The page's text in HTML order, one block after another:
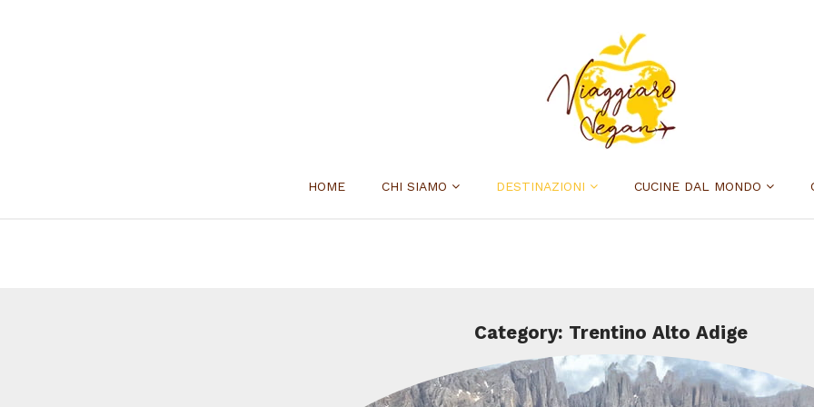
HOME CHI SIAMO DESTINAZIONI CUCINE DAL MONDO
Category: Trentino Alto Adige